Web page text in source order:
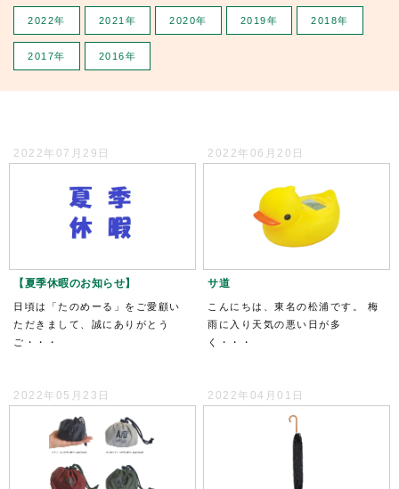
2022年 2021年 2020年 2019年 2018年
2017年 2016年
2022年07月29日
【夏季休暇のお知らせ】
日頃は「たのめーる」をご愛顧い
ただきまして、誠にありがとう
ご・・・
2022年06月20日
サ道
こんにちは、東名の松浦です。 梅
雨に入り天気の悪い日が多
く・・・
2022年05月23日 2022年04月01日